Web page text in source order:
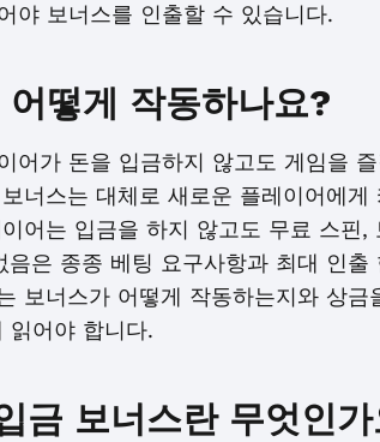
야 보너스를 인출할 수 있습니다.
떻게 작동하나요?
어가 돈을 입금하지 않고도 게임을
너스는 대체로 새로운 플레이어에
어는 입금을 하지 않고도 무료 스핀
은 종종 베팅 요구사항과 최대 인
보너스가 어떻게 작동하는지와 상
읽어야 합니다.
금 보너스란 무엇인